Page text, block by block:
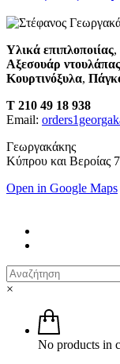
Υλικά επιπλοποιίας,
Αξεσουάρ ντουλάπας
Κουρτινόξυλα,
T 210 49 18 938
Email:
Γεωργακάκης
Κύπρου και Βεροίας
Open in Google Maps
×
No products in